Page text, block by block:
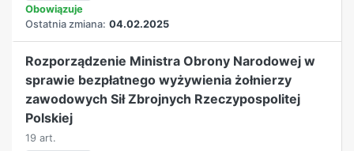
Obowiązuje
Ostatnia zmiana: 04.02.2025
Rozporządzenie Ministra Obrony Narodowej w
sprawie bezpłatnego wyżywienia żołnierzy
zawodowych Sił Zbrojnych Rzeczypospolitej
Polskiej
19 art.